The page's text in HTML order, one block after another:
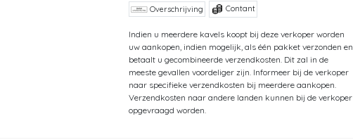
hoger dan €75 wordt een aangetekende zending
voorgesteld. De kosten hiervan kunnen mogelijk hoger
uitvallen dan het getoonde tarief aangezien de uiteindelijke
verkoopprijs niet altijd bekend is. Bij een aangetekende
zending bent u verzekerd tegen schade of verlies van uw
zending. Bij een standaard zending kan ik geen
terugbetaling doen van uw aankoop bij verlies of schade.
Voor vragen hierover kunt u altijd contact opnemen.
Aankopen worden, zonder afspraak, maximaal 1 jaar
Overschrijving Contant
Indien u meerdere kavels koopt bij deze verkoper worden
uw aankopen, indien mogelijk, als één pakket verzonden en
betaalt u gecombineerde verzendkosten. Dit zal in de
meeste gevallen voordeliger zijn. Informeer bij de verkoper
naar specifieke verzendkosten bij meerdere aankopen.
Verzendkosten naar andere landen kunnen bij de verkoper
opgevraagd worden.